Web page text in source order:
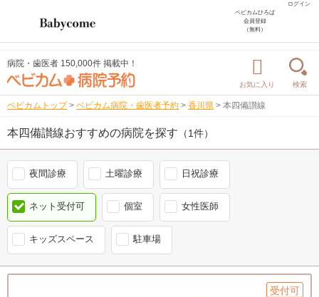
ログイン
ベビカムひろば
会員登録
（無料）
病院・歯医者 150,000件 掲載中！
お気に入り 検索
ベビカムトップ > ベビカム病院・歯医者予約 > 香川県 > 本四備讃線
本四備讃線おすすめの病院を探す （1件）
夜間診療 土曜診療 日祝診療
ネット受付可 個室 女性医師
キッズスペース 駐車場
受付可